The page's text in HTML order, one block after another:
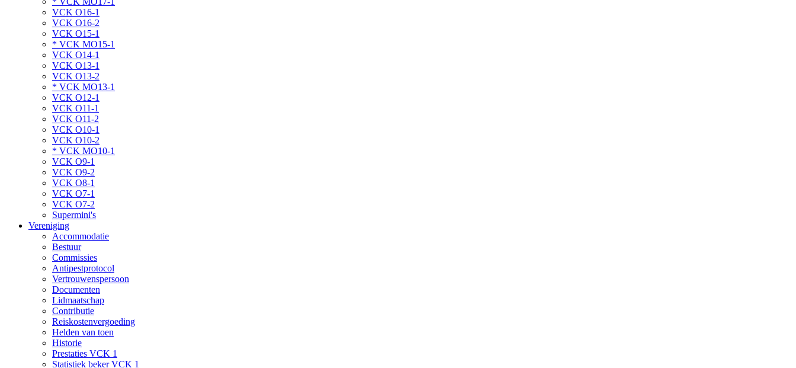
VCK O16-1
VCK O16-2
VCK O15-1
* VCK MO15-1
VCK O14-1
VCK O13-1
VCK O13-2
* VCK MO13-1
VCK O12-1
VCK O11-1
VCK O11-2
VCK O10-1
VCK O10-2
* VCK MO10-1
VCK O9-1
VCK O9-2
VCK O8-1
VCK O7-1
VCK O7-2
Supermini's
Vereniging
Accommodatie
Bestuur
Commissies
Antipestprotocol
Vertrouwenspersoon
Documenten
Lidmaatschap
Contributie
Reiskostenvergoeding
Helden van toen
Historie
Prestaties VCK 1
Statistiek beker VCK 1